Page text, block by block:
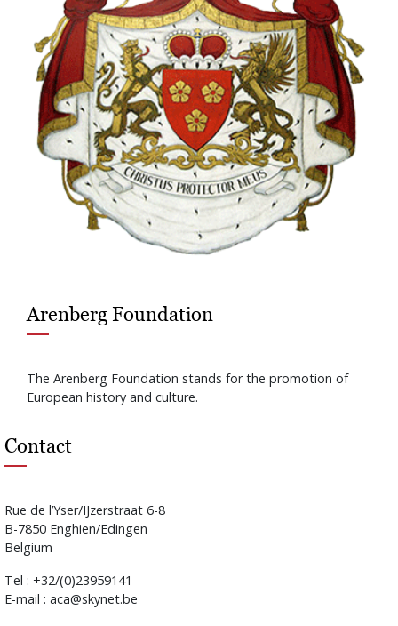
Arenberg Foundation
The Arenberg Foundation stands for the promotion of
European history and culture.
Contact
Rue de l’Yser/IJzerstraat 6-8
B-7850 Enghien/Edingen
Belgium
Tel : +32/(0)23959141
E-mail : aca@skynet.be